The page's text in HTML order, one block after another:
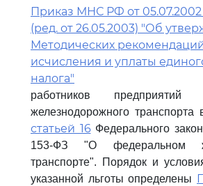
Приказ МНС РФ от 05.07.2002
(ред. от 26.05.2003) "Об
Методических
исчисления и уплаты
налога"
работников
железнодорожного транспорта
статьей 16Федерального
153-ФЗ "О федеральном
транспорте". Порядок и
указанной льготы определены